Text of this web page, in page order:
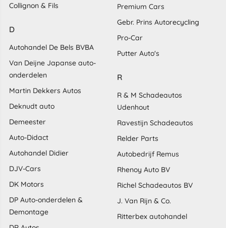
Collignon & Fils
D
Autohandel De Bels BVBA
Van Deijne Japanse auto-
onderdelen
Martin Dekkers Autos
Deknudt auto
Demeester
Auto-Didact
Autohandel Didier
DJV-Cars
DK Motors
DP Auto-onderdelen &
Demontage
Premium Cars
Gebr. Prins Autorecycling
Pro-Car
Putter Auto's
R
R & M Schadeautos
Udenhout
Ravestijn Schadeautos
Relder Parts
Autobedrijf Remus
Rhenoy Auto BV
Richel Schadeautos BV
J. Van Rijn & Co.
Ritterbex autohandel